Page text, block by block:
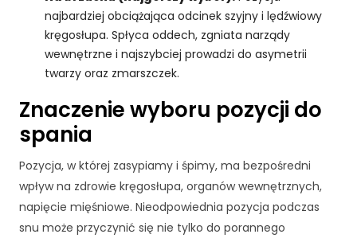
najbardziej obciążająca odcinek szyjny i lędźwiowy
kręgosłupa. Spłyca oddech, zgniata narządy
wewnętrzne i najszybciej prowadzi do asymetrii
twarzy oraz zmarszczek.
Znaczenie wyboru pozycji do
spania
Pozycja, w której zasypiamy i śpimy, ma bezpośredni
wpływ na zdrowie kręgosłupa, organów wewnętrznych,
napięcie mięśniowe. Nieodpowiednia pozycja podczas
snu może przyczynić się nie tylko do porannego